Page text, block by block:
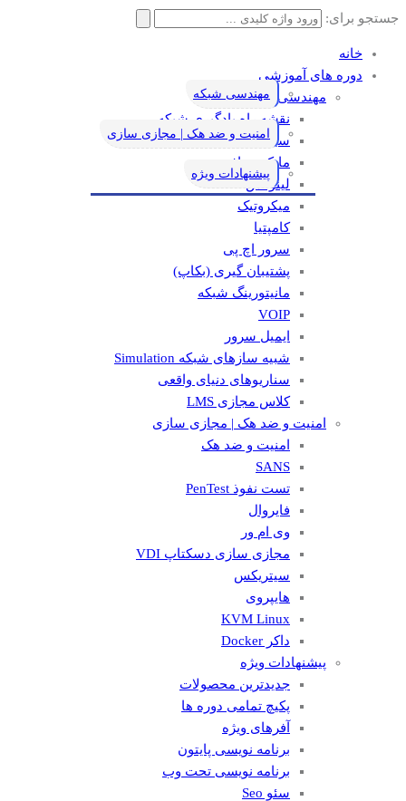
جستجو برای:
خانه
دوره های آموزشی
مهندسی شبکه
نقشه راه یادگیری شبکه
سیسکو
مایکروسافت
لینوکس
میکروتیک
کامپتیا
سرور اچ پی
پشتیبان گیری (بکاپ)
مانيتورينگ شبکه
VOIP
ایمیل سرور
شبیه سازهای شبکه Simulation
سناریوهای دنیای واقعی
کلاس مجازی LMS
امنیت و ضد هک | مجازی سازی
امنیت و ضد هک
SANS
تست نفوذ PenTest
فایروال
وی ام ور
مجازی سازی دسکتاپ VDI
سیتریکس
هایپروی
KVM Linux
داکر Docker
پیشنهادات ویژه
جدیدترین محصولات
پکیچ تمامی دوره ها
آفرهای ویژه
برنامه نویسی پایتون
برنامه نویسی تحت وب
سئو Seo
مهندسی شبکه
امنیت و ضد هک | مجازی سازی
پیشنهادات ویژه